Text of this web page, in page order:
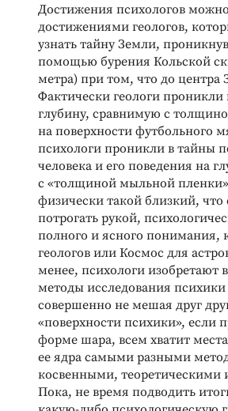
Достижения психологов
достижениями геологов,
узнать тайну Земли,
помощью бурения Кольской
метра) при том, что до центра
Фактически геологи проникли
глубину, сравнимую с
на поверхности футбольного
психологи проникли в тайны
человека и его поведения на
с «толщиной мыльной
физически такой близкий,
потрогать рукой,
полного и ясного понимания,
геологов или Космос для
менее, психологи изобретают
методы исследования психики
совершенно не мешая друг
«поверхности психики», если
форме шара, всем хватит
ее ядра самыми разными
косвенными, теоретическими
Пока, не время подводить